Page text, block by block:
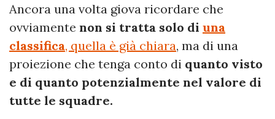
Ancora una volta giova ricordare che
ovviamente non si tratta solo di una
classifica, quella è già chiara, ma di una
proiezione che tenga conto di quanto visto
e di quanto potenzialmente nel valore di
tutte le squadre.